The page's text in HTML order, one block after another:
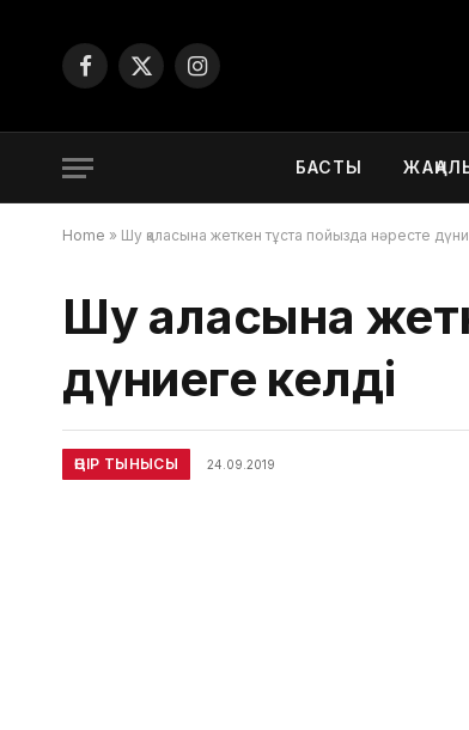
Facebook
X
Instagram
БАСТЫ
Home » Шу қаласына жеткен тұста пойызда нәресте
Шу қаласына
дүниеге келді
ӨҢІР ТЫНЫСЫ 24.09.2019